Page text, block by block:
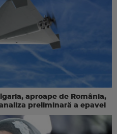
aproape de România,
preliminară a epavei